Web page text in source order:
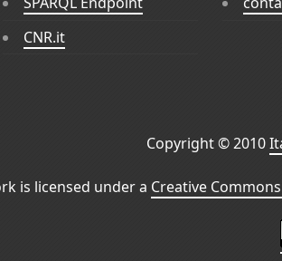
CNR.it
Copyright © 2010
is licensed under a Creative